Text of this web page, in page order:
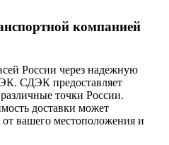
компанией
России через надежную
СДЭК предоставляет
точки России.
доставки может
от вашего местоположения и